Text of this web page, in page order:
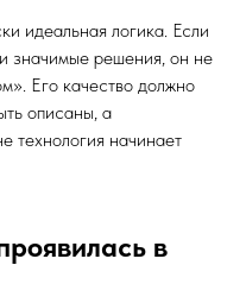
идеальная логика. Если
значимые решения, он не
Его качество должно
описаны, а
технология начинает
в